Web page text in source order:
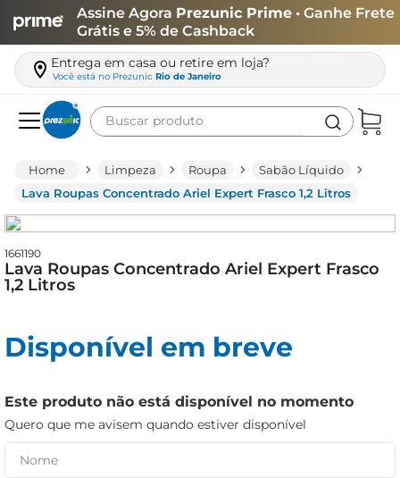
Assine Agora Prezunic Prime • Ganhe Frete
Grátis e 5% de Cashback
Entrega em casa ou retire em loja?
Você está no Prezunic Rio de Janeiro
Buscar produto
Limpeza Roupa
Sabão Líquido
Lava Roupas Concentrado Ariel Expert Frasco 1,2 Litros
1661190
Lava Roupas Concentrado Ariel Expert Frasco
1,2 Litros
Disponível em breve
Este produto não está disponível no momento
Quero que me avisem quando estiver disponível
leite
queijo
azeite
cerveja
iogurte
papel higiênico